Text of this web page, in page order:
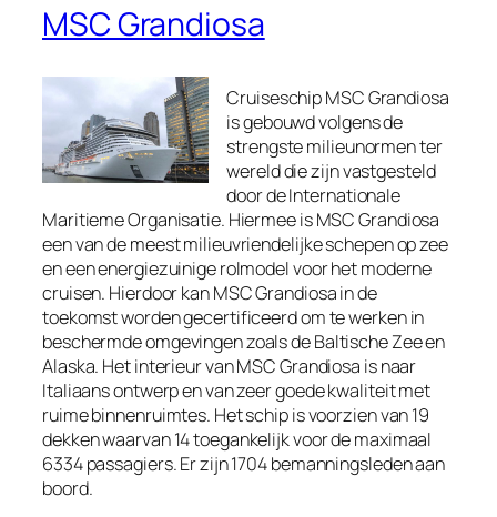
MSC Grandiosa
Cruiseschip MSC Grandiosa
is gebouwd volgens de
strengste milieunormen ter
wereld die zijn vastgesteld
door de Internationale
Maritieme Organisatie. Hiermee is MSC Grandiosa
een van de meest milieuvriendelijke schepen op zee
en een energiezuinige rolmodel voor het moderne
cruisen. Hierdoor kan MSC Grandiosa in de
toekomst worden gecertificeerd om te werken in
beschermde omgevingen zoals de Baltische Zee en
Alaska. Het interieur van MSC Grandiosa is naar
Italiaans ontwerp en van zeer goede kwaliteit met
ruime binnenruimtes. Het schip is voorzien van 19
dekken waarvan 14 toegankelijk voor de maximaal
6334 passagiers. Er zijn 1704 bemanningsleden aan
boord.